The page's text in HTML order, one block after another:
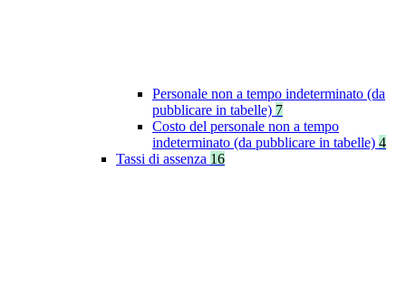
Personale non a tempo indeterminato (da
pubblicare in tabelle) 7
Costo del personale non a tempo
indeterminato (da pubblicare in tabelle) 4
Tassi di assenza 16